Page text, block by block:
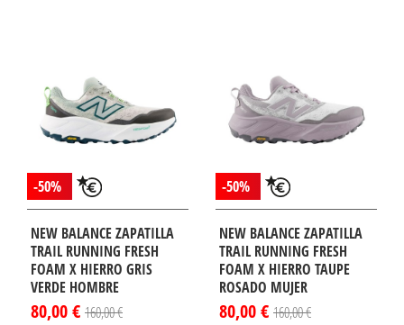
-50%
NEW BALANCE ZAPATILLA
TRAIL RUNNING FRESH
FOAM X HIERRO GRIS
VERDE HOMBRE
80,00 € 160,00 €
-50%
NEW BALANCE ZAPATILLA
TRAIL RUNNING FRESH
FOAM X HIERRO TAUPE
ROSADO MUJER
80,00 € 160,00 €